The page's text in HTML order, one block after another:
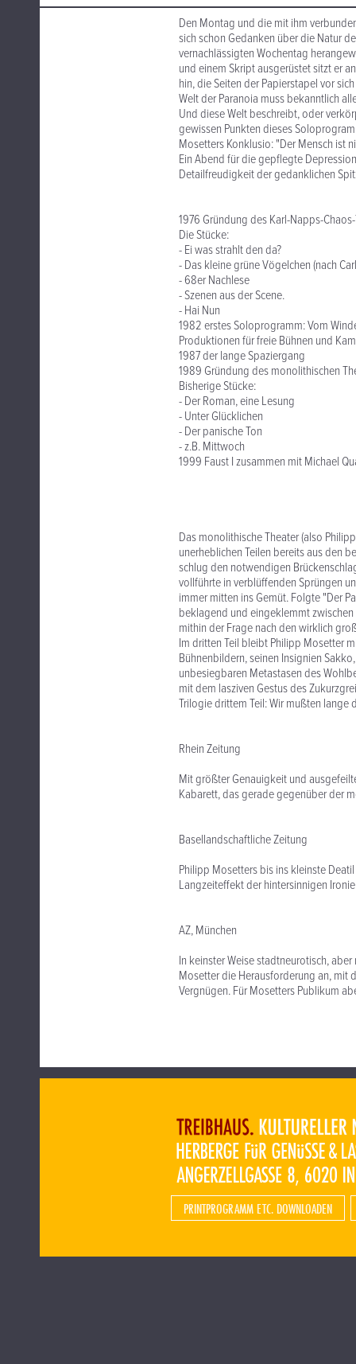
Den Montag und die mit ihm
sich schon Gedanken über die Natur
vernachlässigten Wochentag
und einem Skript ausgerüstet sitzt er
hin, die Seiten der Papierstapel vor
Welt der Paranoia muss bekanntlich
Und diese Welt beschreibt, oder
gewissen Punkten dieses
Mosetters Konklusio: "Der Mensch ist
Ein Abend für die gepflegte
Detailfreudigkeit der gedanklichen
1976 Gründung des Karl-Napps-
Die Stücke:
- Ei was strahlt den da?
- Das kleine grüne Vögelchen (nach
- 68er Nachlese
- Szenen aus der Scene.
- Hai Nun
1982 erstes Soloprogramm: Vom
Produktionen für freie Bühnen und
1987 der lange Spaziergang
1989 Gründung des monolithischen
Bisherige Stücke:
- Der Roman, eine Lesung
- Unter Glücklichen
- Der panische Ton
- z.B. Mittwoch
1999 Faust I zusammen mit Michael
Das monolithische Theater (also
unerheblichen Teilen bereits aus den
schlug den notwendigen
vollführte in verblüffenden Sprüngen
immer mitten ins Gemüt. Folgte "Der
beklagend und eingeklemmt
mithin der Frage nach den wirklich
Im dritten Teil bleibt Philipp Mosetter
Bühnenbildern, seinen Insignien
unbesiegbaren Metastasen des
mit dem lasziven Gestus des
Trilogie drittem Teil: Wir mußten
Rhein Zeitung
Mit größter Genauigkeit und
Kabarett, das gerade gegenüber der
Basellandschaftliche Zeitung
Philipp Mosetters bis ins kleinste
Langzeiteffekt der hintersinnigen
AZ, München
In keinster Weise stadtneurotisch,
Mosetter die Herausforderung an, mit
Vergnügen. Für Mosetters Publikum
PRINTPROGRAMM ETC. DOWNLOADEN